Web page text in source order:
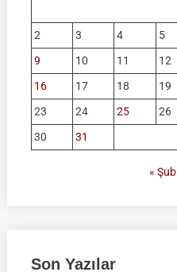
2
3 4 5
9
10 11 12
16
17 18 19
23
24 25 26
30
31
« Şub
Son Yazılar